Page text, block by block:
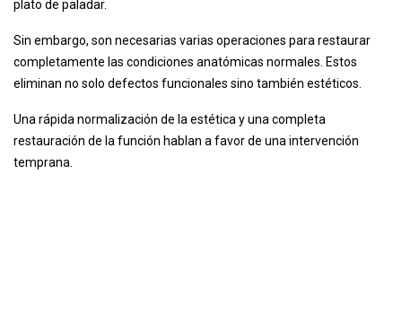
plato de paladar.
Sin embargo, son necesarias varias operaciones para restaurar
completamente las condiciones anatómicas normales. Estos
eliminan no solo defectos funcionales sino también estéticos.
Una rápida normalización de la estética y una completa
restauración de la función hablan a favor de una intervención
temprana.